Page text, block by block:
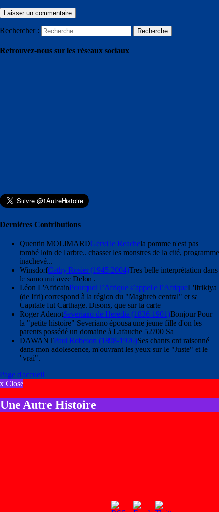
Rechercher : Recherche
Retrouvez-nous sur les réseaux sociaux
Dernières Contributions
Quentin MOLIMARDGerville Reachela pomme n'est pas
tombé loin de l'arbre.. chasser les monstres de la cité, programme
inachevé...
WinsdorfCathy Rosier (1945-2004)Tres belle interprétation dans
le samourai avec Delon .
Léon L'AfricainPourquoi l’Afrique s’appelle l’AfriqueL'Ifrikiya
(de Ifri) correspond à la région du "Maghreb central" et sa
Capitale fut Carthage. Disons, que sur la carte
Roger AdenotSeveriano de Heredia (1836-1901)Bonjour Pour
la "petite histoire" Severiano épousa une jeune fille d'on les
parents possédé un domaine à Lafauche 52700 Sa
DAWANTPaul Robeson (1898-1976)Ses chants ont raisonné
dans mon adolescence, m'ouvrant les yeux sur le "Juste" et le
"vrai".
Page d'accueil
x Close
Une Autre Histoire